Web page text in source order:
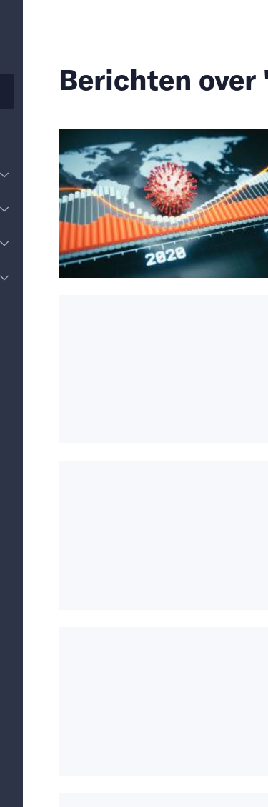
Berichten